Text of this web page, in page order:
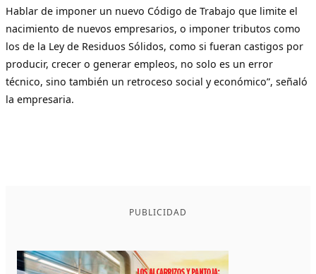
Hablar de imponer un nuevo Código de Trabajo que limite el
nacimiento de nuevos empresarios, o imponer tributos como
los de la Ley de Residuos Sólidos, como si fueran castigos por
producir, crecer o generar empleos, no solo es un error
técnico, sino también un retroceso social y económico”, señaló
la empresaria.
PUBLICIDAD